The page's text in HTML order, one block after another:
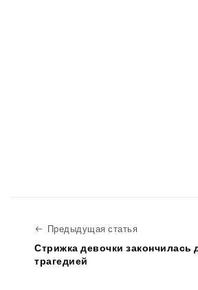
Предыдущая статьяПредыдущая
Стрижка девочки закончилась
трагедией